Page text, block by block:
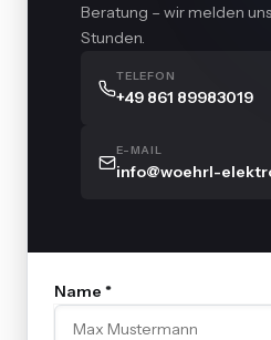
Beratung – wir melden
Stunden.
TELEFON
+49 861 89983019
E-MAIL
info@woehrl-
Name *